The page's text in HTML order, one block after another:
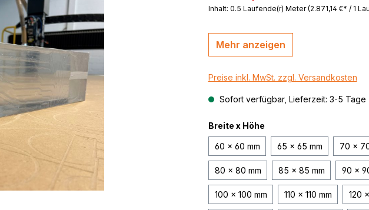
B-s2,
/
MasterBond®, farbig / color
silber gebürstet
Stahlverbundplatte
Inhalt: 0.5 Laufende(r) Meter(2.871,14 €* / 1
Mehr anzeigen
Preise inkl. MwSt. zzgl. Versandkosten
Sofort verfügbar, Lieferzeit: 3-5 Tage
Breite x Höhe
60 x 60 mm 65 x 65 mm 70 x
80 x 80 mm 85 x 85 mm 90 x
100 x 100 mm 110 x 110 mm 120